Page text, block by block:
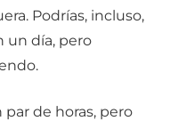
Podrías, incluso,
un día, pero
de horas, pero